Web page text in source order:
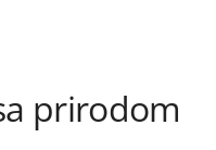
prirodom